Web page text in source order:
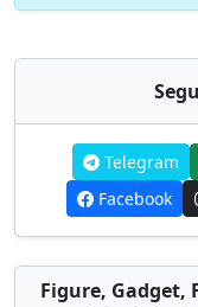
Telegram
Facebook
Figure, Gadget,